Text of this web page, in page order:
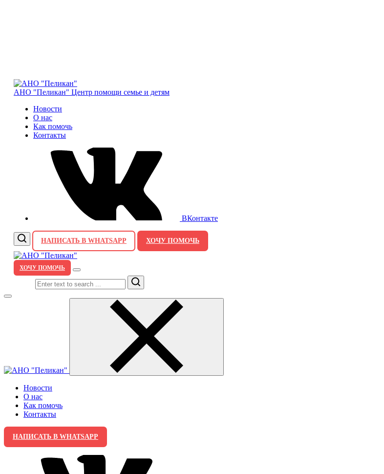
АНО "Пеликан" Центр помощи семье и детям
Новости
О нас
Как помочь
Контакты
ВКонтакте
НАПИСАТЬ В WHATSAPP ХОЧУ ПОМОЧЬ
ХОЧУ ПОМОЧЬ
Search
Новости
О нас
Как помочь
Контакты
НАПИСАТЬ В WHATSAPP